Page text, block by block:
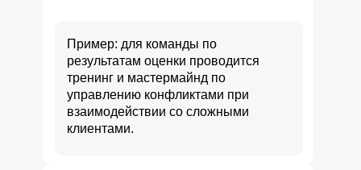
Пример: для команды по
результатам оценки проводится
тренинг и мастермайнд по
управлению конфликтами при
взаимодействии со сложными
клиентами.